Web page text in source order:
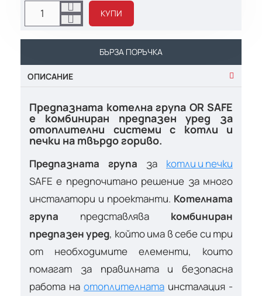
КУПИ
БЪРЗА ПОРЪЧКА
ОПИСАНИЕ
Предпазната котелна група OR SAFE
е комбиниран предпазен уред за
отоплителни системи с котли и
печки на твърдо гориво.
Предпазната група за котли и печки
SAFE е предпочитано решение за много
инсталатори и проектанти. Котелната
група представлява комбиниран
предпазен уред, който има в себе си три
от необходимите елементи, които
помагат за правилната и безопасна
работа на отоплителната инсталация -